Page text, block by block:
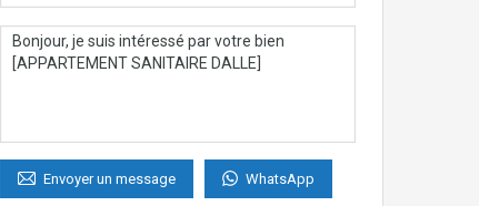
Envoyer un message WhatsApp